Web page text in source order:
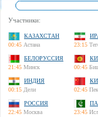
Участники:
КАЗАХСТАН
00:45 Астана
23:15
БЕЛОРУССИЯ
21:45 Минск
00:45
ИНДИЯ
00:15 Дели
02:45
РОССИЯ
22:45 Москва
23:45